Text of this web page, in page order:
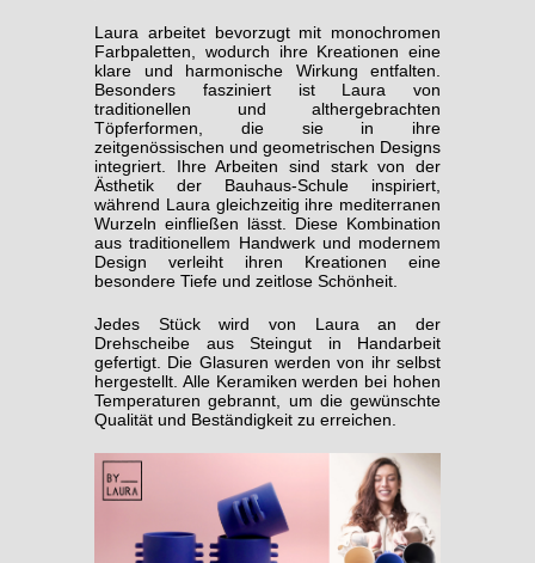
Laura arbeitet bevorzugt mit monochromen
Farbpaletten, wodurch ihre Kreationen eine
klare und harmonische Wirkung entfalten.
Besonders fasziniert ist Laura von
traditionellen und althergebrachten
Töpferformen, die sie in ihre
zeitgenössischen und geometrischen Designs
integriert. Ihre Arbeiten sind stark von der
Ästhetik der Bauhaus-Schule inspiriert,
während Laura gleichzeitig ihre mediterranen
Wurzeln einfließen lässt. Diese Kombination
aus traditionellem Handwerk und modernem
Design verleiht ihren Kreationen eine
besondere Tiefe und zeitlose Schönheit.
Jedes Stück wird von Laura an der
Drehscheibe aus Steingut in Handarbeit
gefertigt. Die Glasuren werden von ihr selbst
hergestellt. Alle Keramiken werden bei hohen
Temperaturen gebrannt, um die gewünschte
Qualität und Beständigkeit zu erreichen.